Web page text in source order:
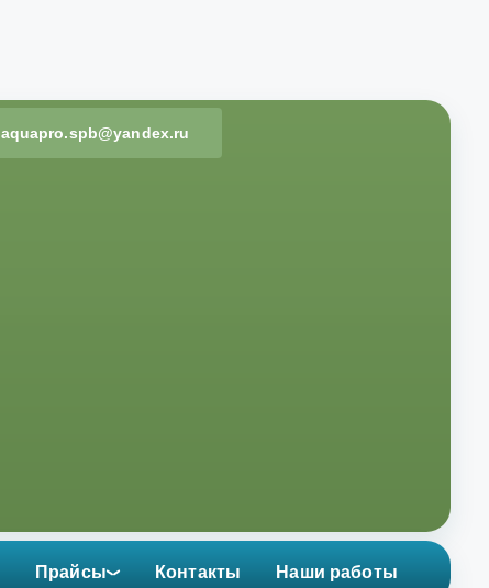
aquapro.spb@yandex.ru
Прайсы Контакты Наши работы